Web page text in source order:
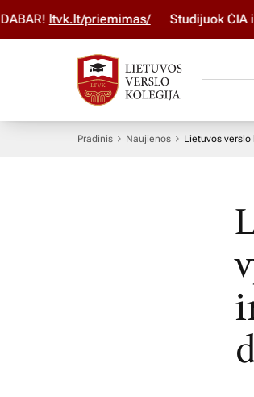
ltvk.lt/priemimas/ Studijuok ČIA ir
Pradinis Naujienos Lietuvos